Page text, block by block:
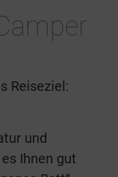
Reiseziel:
und
Ihnen gut